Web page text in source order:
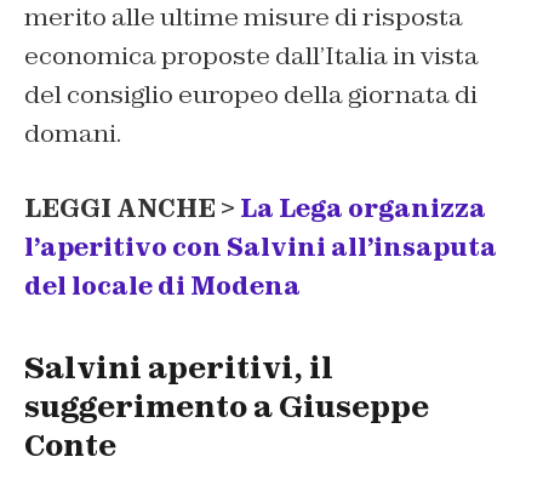
merito alle ultime misure di risposta
economica proposte dall’Italia in vista
del consiglio europeo della giornata di
domani.
LEGGI ANCHE > La Lega organizza
l’aperitivo con Salvini all’insaputa
del locale di Modena
Salvini aperitivi, il
suggerimento a Giuseppe
Conte